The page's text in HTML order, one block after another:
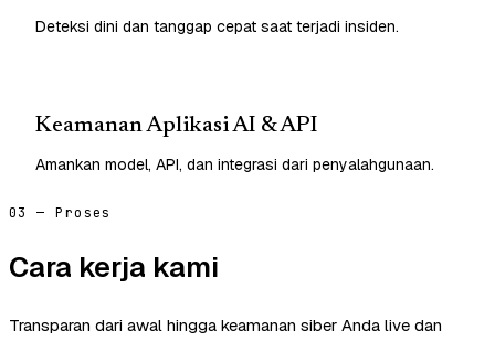
Deteksi dini dan tanggap cepat saat terjadi insiden.
Keamanan Aplikasi AI & API
Amankan model, API, dan integrasi dari penyalahgunaan.
03 — Proses
Cara kerja kami
Transparan dari awal hingga keamanan siber Anda live dan